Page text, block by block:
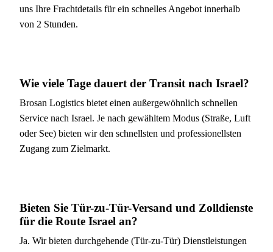
uns Ihre Frachtdetails für ein schnelles Angebot innerhalb
von 2 Stunden.
Wie viele Tage dauert der Transit nach Israel?
Brosan Logistics bietet einen außergewöhnlich schnellen
Service nach Israel. Je nach gewähltem Modus (Straße, Luft
oder See) bieten wir den schnellsten und professionellsten
Zugang zum Zielmarkt.
Bieten Sie Tür-zu-Tür-Versand und Zolldienste
für die Route Israel an?
Ja. Wir bieten durchgehende (Tür-zu-Tür) Dienstleistungen